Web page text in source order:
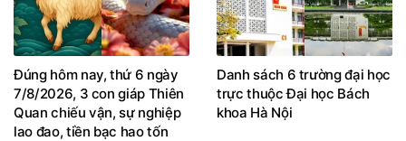
Đúng hôm nay, thứ 6 ngày
7/8/2026, 3 con giáp Thiên
Quan chiếu vận, sự nghiệp
lao đao, tiền bạc hao tốn
Danh sách 6 trường đại học
trực thuộc Đại học Bách
khoa Hà Nội